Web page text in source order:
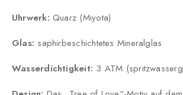
Uhrwerk: Quarz (Miyota)
Glas: saphirbeschichtetes Mineralglas
Wasserdichtigkeit: 3 ATM